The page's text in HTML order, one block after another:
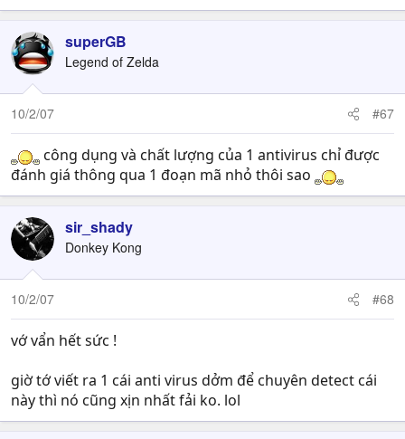
superGB
Legend of Zelda
10/2/07 #67
công dụng và chất lượng của 1 antivirus chỉ được
đánh giá thông qua 1 đoạn mã nhỏ thôi sao
sir_shady
Donkey Kong
10/2/07 #68
vớ vẩn hết sức !
giờ tớ viết ra 1 cái anti virus dởm để chuyên detect cái
này thì nó cũng xịn nhất fải ko. lol